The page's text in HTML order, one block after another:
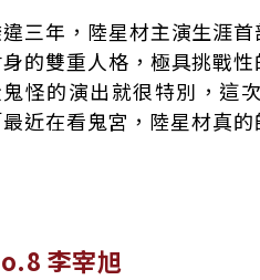
三年，陸星材主演生涯
的雙重人格，極具挑戰
怪的演出就很特別，這
近在看鬼宮，陸星材真的
李宰旭